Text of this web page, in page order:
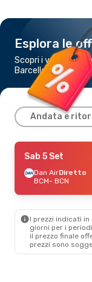
Esplora le
Scopri i voli più
Barcellona
Andata e
Sab 29 Ago
Dan AirDiretto
BCM- BCN
BCN- BCM
Sab 5 Set
Dan AirDiretto
BCM- BCN
I prezzi indicati
giorni per i
il ​​prezzo finale
prezzi sono